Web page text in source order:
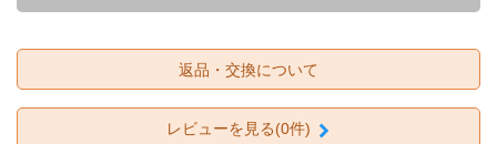
返品・交換について
レビューを見る(0件)